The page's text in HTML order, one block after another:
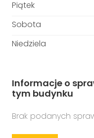
Piątek
Sobota
Niedziela
Informacje o
tym budynku
Brak podanych